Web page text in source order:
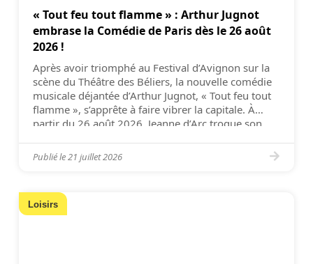
« Tout feu tout flamme » : Arthur Jugnot
embrase la Comédie de Paris dès le 26 août
2026 !
Après avoir triomphé au Festival d’Avignon sur la
scène du Théâtre des Béliers, la nouvelle comédie
musicale déjantée d’Arthur Jugnot, « Tout feu tout
flamme », s’apprête à faire vibrer la capitale. À
partir du 26 août 2026, Jeanne d’Arc troque son
la Comédie de Paris pour […]
Publié le21 juillet 2026
Loisirs